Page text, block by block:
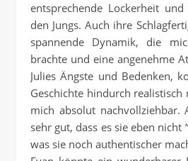
entsprechende Lockerheit
den Jungs. Auch ihre
spannende Dynamik, die
brachte und eine angenehme
Julies Ängste und Bedenken,
Geschichte hindurch
mich absolut
sehr gut, dass es sie eben nicht
was sie noch authentischer